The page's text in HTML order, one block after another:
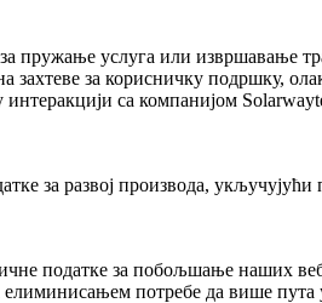
пружање услуга или извршавање
захтеве за корисничку подршку,
интеракцији са компанијом
за развој производа,
податке за побољшање наших
потребе да више